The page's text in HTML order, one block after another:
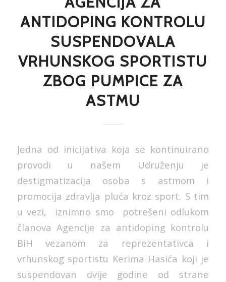
ANTIDOPING KONTROLU
SUSPENDOVALA
VRHUNSKOG SPORTISTU
ZBOG PUMPICE ZA
ASTMU
Jedna od inicijativa koja se kontinuirano
provodi u našem Udruženju je
destigmatizacija osoba s astmom i
promocija zdravlja pluća kroz sport. S tim
u vezi, iznimno smo potrešeni odlukom
članova Agencije za antidoping kontrolu
BiH vezanom za reprezentativca i
vrhunskog sportistu Kerima Hasića koji je
suspendovan dvije godine od strane